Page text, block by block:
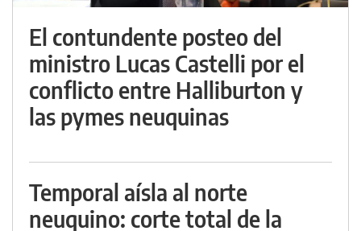
El contundente posteo del
ministro Lucas Castelli por el
conflicto entre Halliburton y
las pymes neuquinas
Temporal aísla al norte
neuquino: corte total de la